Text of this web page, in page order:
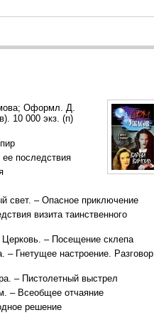
Оформл. Д.
10 000 экз. (п)
последствия
свет. – Опасное приключение
визита таинственного
– Посещение склепа
– Гнетущее настроение. Разговор
– Пистолетный выстрел
– Всеобщее отчаяние
решение